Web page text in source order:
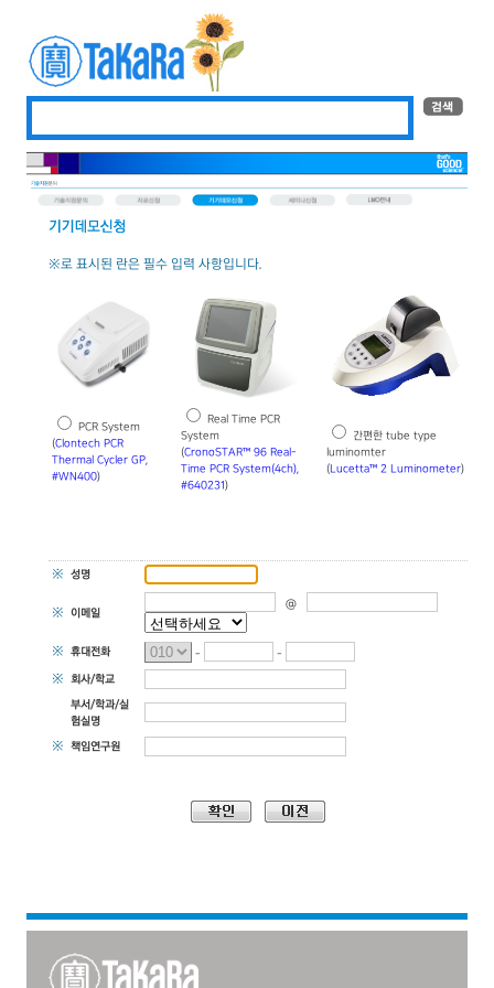
※로 표시된 란은 필수 입력 사항입니다.
PCR System
(Clontech PCR
Thermal Cycler GP,
#WN400)
Real Time PCR
System
(CronoSTAR™ 96 Real-
Time PCR System(4ch),
#640231)
간편한 tube type
luminomter
(Lucetta™ 2 Luminometer)
※ 성명
※ 이메일
@
※ 휴대전화 - -
※ 회사/학교
부서/학과/실
험실명
※ 책임연구원